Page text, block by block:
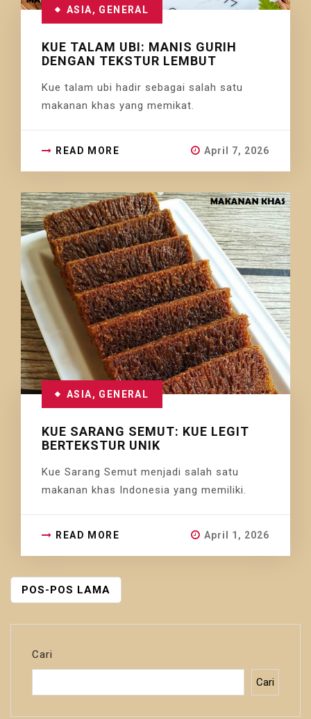
ASIA, GENERAL
KUE TALAM UBI: MANIS GURIH
DENGAN TEKSTUR LEMBUT
Kue talam ubi hadir sebagai salah satu
makanan khas yang memikat.
READ MORE April 7, 2026
ASIA, GENERAL
KUE SARANG SEMUT: KUE LEGIT
BERTEKSTUR UNIK
Kue Sarang Semut menjadi salah satu
makanan khas Indonesia yang memiliki.
READ MORE April 1, 2026
NAVIGASI
POS
POS-POS LAMA
Cari
Cari